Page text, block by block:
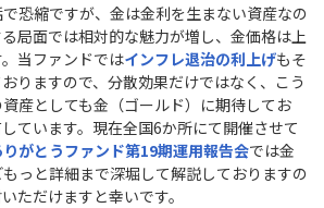
恐縮ですが、金は金利を生まない資産なの
局面では相対的な魅力が増し、金価格は上
当ファンドではインフレ退治の利上げもそ
りますので、分散効果だけではなく、こう
産としても金（ゴールド）に期待してお
ています。現在全国6か所にて開催させて
りがとうファンド第19期運用報告会では金
っと詳細まで深堀して解説しておりますの
ただけますと幸いです。